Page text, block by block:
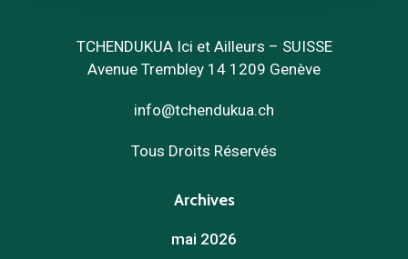
TCHENDUKUA Ici et Ailleurs – SUISSE
Avenue Trembley 14 1209 Genève
info@tchendukua.ch
Tous Droits Réservés
Archives
mai 2026